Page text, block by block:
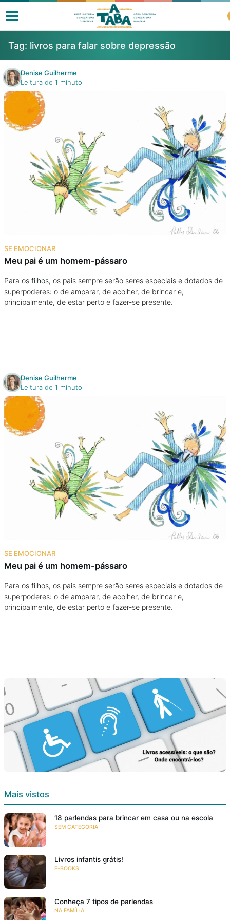
Livros
Resenhas
Clube de Leitores
Listas
Na família
Colunas
Cursos On line
E-Books
Podcast
Tag: livros para falar sobre depressão
Denise Guilherme
Leitura de 1 minuto
SE EMOCIONAR
Meu pai é um homem-pássaro
Para os filhos, os pais sempre serão seres especiais e dotados de
superpoderes: o de amparar, de acolher, de brincar e,
principalmente, de estar perto e fazer-se presente.
Denise Guilherme
Leitura de 1 minuto
SE EMOCIONAR
Meu pai é um homem-pássaro
Para os filhos, os pais sempre serão seres especiais e dotados de
superpoderes: o de amparar, de acolher, de brincar e,
principalmente, de estar perto e fazer-se presente.
Mais vistos
18 parlendas para brincar em casa ou na escola
SEM CATEGORIA
Livros infantis grátis!
E-BOOKS
Conheça 7 tipos de parlendas
NA FAMÍLIA